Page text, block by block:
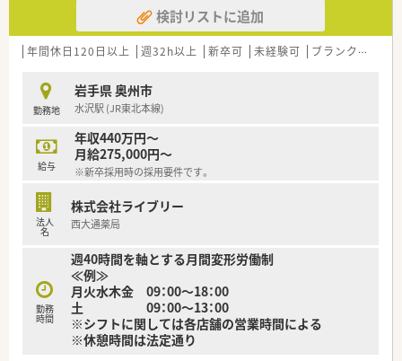
検討リストに追加
年間休日120日以上 週32h以上 新卒可 未経験可 ブランク可
勤務地
岩手県 奥州市
水沢駅 (JR東北本線)
給与
年収440万円～
月給275,000円～
※新卒採用時の採用要件です。
法人
名
株式会社ライブリー
西大通薬局
勤務
時間
週40時間を軸とする月間変形労働制
≪例≫
月火水木金 09：00～18：00
土 09：00～13：00
※シフトに関しては各店舗の営業時間による
※休憩時間は法定通り